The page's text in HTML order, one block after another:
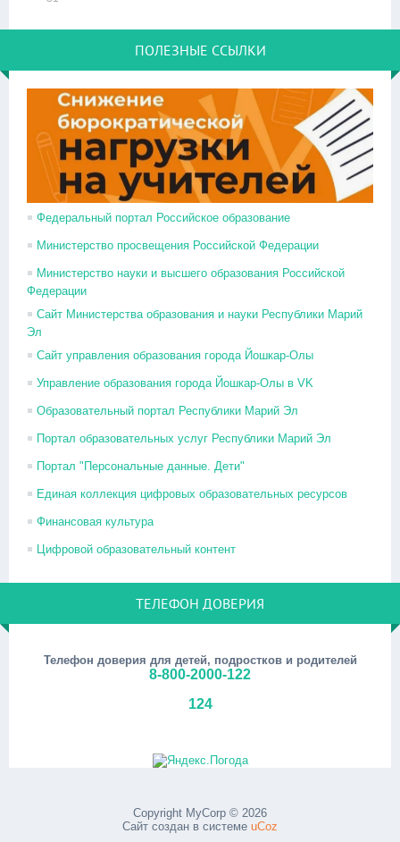
ПОЛЕЗНЫЕ ССЫЛКИ
Федеральный портал Российское образование
Министерство просвещения Российской Федерации
Министерство науки и высшего образования Российской
Федерации
Сайт Министерства образования и науки Республики Марий
Эл
Сайт управления образования города Йошкар-Олы
Управление образования города Йошкар-Олы в VK
Образовательный портал Республики Марий Эл
Портал образовательных услуг Республики Марий Эл
Портал "Персональные данные. Дети"
Единая коллекция цифровых образовательных ресурсов
Финансовая культура
Цифровой образовательный контент
ТЕЛЕФОН ДОВЕРИЯ
Телефон доверия для детей, подростков и родителей
8-800-2000-122
124
Copyright MyCorp © 2026
Сайт создан в системе uCoz